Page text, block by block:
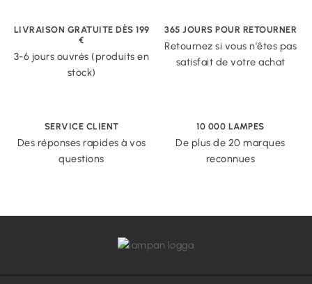
LIVRAISON GRATUITE DÈS 199
€
3-6 jours ouvrés (produits en
stock)
365 JOURS POUR RETOURNER
Retournez si vous n'êtes pas
satisfait de votre achat
SERVICE CLIENT
Des réponses rapides à vos
questions
10 000 LAMPES
De plus de 20 marques
reconnues